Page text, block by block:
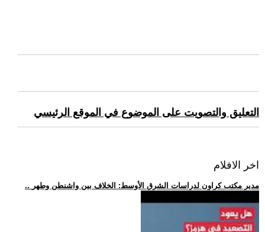
التعليق والتصويت على الموضوع في الموقع الرئيسي
اخر الافلام
.. مدير مكتب كراون لدراسات الشرق الأوسط: الخلاف بين واشنطن وطهر